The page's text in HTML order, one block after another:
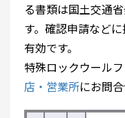
る書類は国土交通
す。確認申請など
有効です。
特殊ロックウール
店・営業所にお問合